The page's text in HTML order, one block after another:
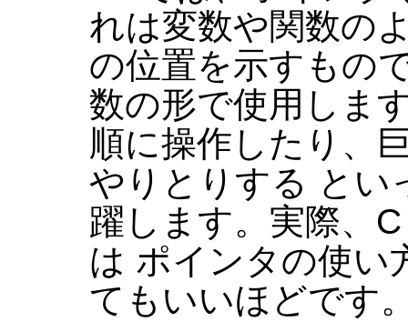
れは変数や関数の
の位置を示すもの
数の形で使用しま
順に操作したり、
やりとりする とい
躍します。実際、
は ポインタの使い
てもいいほどです